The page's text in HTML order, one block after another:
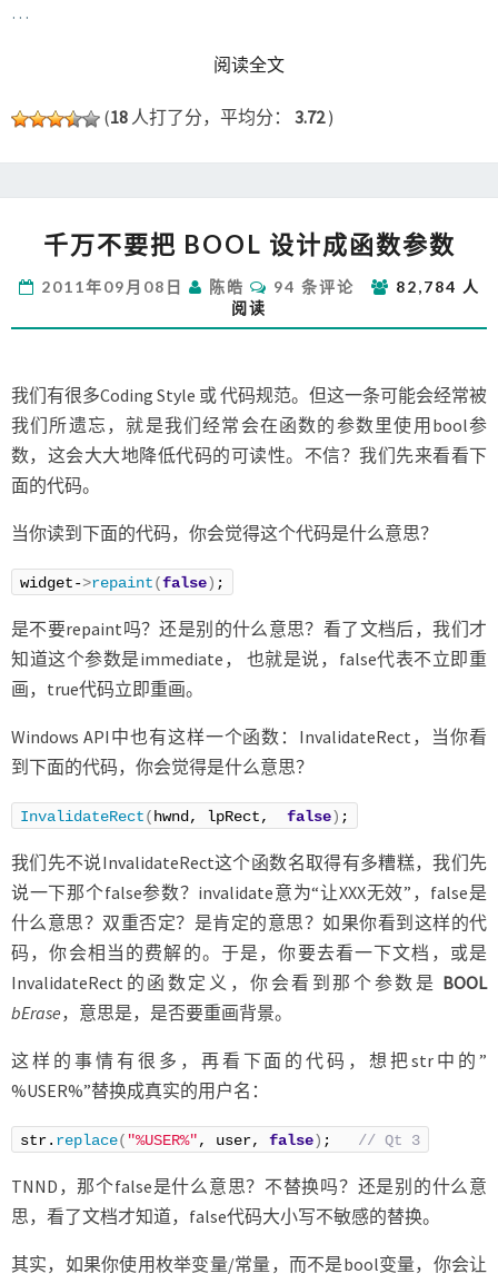
…
阅读全文READ MORE
(18 人打了分，平均分： 3.72)
万
要
把
计
成
函
数
千万不要把 BOOL 设计成函数参数
2011年09月08日 陈皓
评
论
94 条评论
82,784 人
阅读
我们有很多Coding Style 或 代码规范。但这一条可能会经常被
我们所遗忘，就是我们经常会在函数的参数里使用bool参
数，这会大大地降低代码的可读性。不信？我们先来看看下
面的代码。
当你读到下面的代码，你会觉得这个代码是什么意思？
widget->repaint(false) ;
是不要repaint吗？还是别的什么意思？看了文档后，我们才
知道这个参数是immediate， 也就是说，false代表不立即重
画，true代码立即重画。
Windows API中也有这样一个函数：InvalidateRect，当你看
到下面的代码，你会觉得是什么意思？
InvalidateRect(hwnd, lpRect, false) ;
我们先不说InvalidateRect这个函数名取得有多糟糕，我们先
说一下那个false参数？invalidate意为“让XXX无效”，false是
什么意思？双重否定？是肯定的意思？如果你看到这样的代
码，你会相当的费解的。于是，你要去看一下文档，或是
InvalidateRect的函数定义，你会看到那个参数是 BOOL
bErase，意思是，是否要重画背景。
这样的事情有很多，再看下面的代码，想把str中的”
%USER%”替换成真实的用户名：
str. replace( "%USER%", user, false) ; // Qt 3
TNND，那个false是什么意思？不替换吗？还是别的什么意
思，看了文档才知道，false代码大小写不敏感的替换。
其实，如果你使用枚举变量/常量，而不是bool变量，你会让